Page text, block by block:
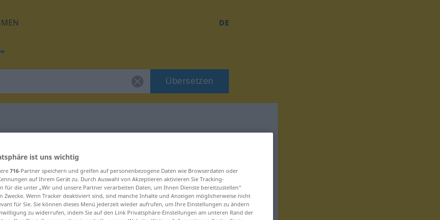
DE
Übersetzen
für "Wohnsitz"
ist uns wichtig
716-Partner speichern und greifen auf personenbezogene Daten wie Browserdaten oder
auf Ihrem Gerät zu. Durch Auswahl von Akzeptieren aktivieren Sie Tracking-
für die unter „Wir und unsere Partner verarbeiten Daten, um Ihnen Dienste bereitzustellen“
Zwecke. Wenn Tracker deaktiviert sind, sind manche Inhalte und Anzeigen möglicherweise nicht
für Sie. Sie können dieses Menü jederzeit wieder aufrufen, um Ihre Einstellungen zu ändern
zu widerrufen, indem Sie auf den Link Privatsphäre-Einstellungen am unteren Rand der